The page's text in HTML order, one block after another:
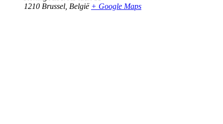
1210 Brussel België + Google Maps